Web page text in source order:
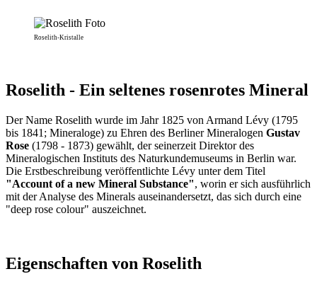
Roselith-Kristalle
Roselith - Ein seltenes rosenrotes Mineral
Der Name Roselith wurde im Jahr 1825 von Armand Lévy (1795
bis 1841; Mineraloge) zu Ehren des Berliner Mineralogen Gustav
Rose (1798 - 1873) gewählt, der seinerzeit Direktor des
Mineralogischen Instituts des Naturkundemuseums in Berlin war.
Die Erstbeschreibung veröffentlichte Lévy unter dem Titel
"Account of a new Mineral Substance", worin er sich ausführlich
mit der Analyse des Minerals auseinandersetzt, das sich durch eine
"deep rose colour" auszeichnet.
Eigenschaften von Roselith